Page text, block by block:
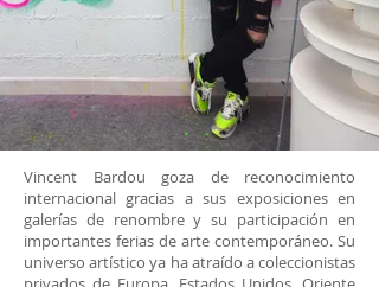
Vincent Bardou goza de reconocimiento
internacional gracias a sus exposiciones en
galerías de renombre y su participación en
importantes ferias de arte contemporáneo. Su
universo artístico ya ha atraído a coleccionistas